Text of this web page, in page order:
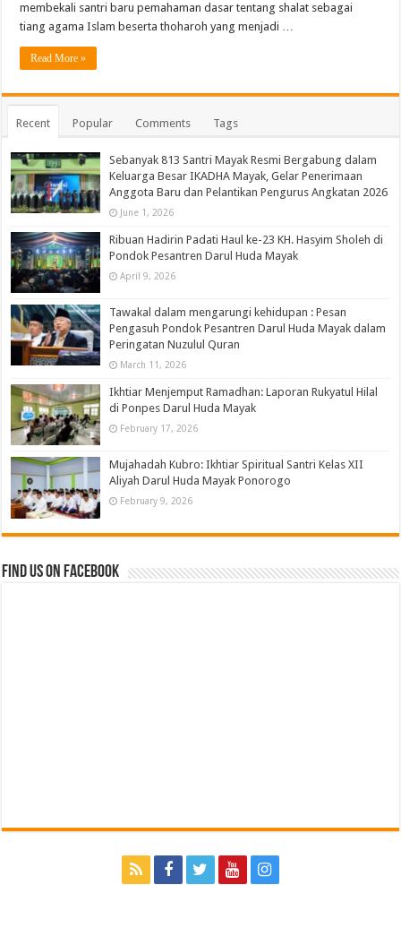
membekali santri baru pemahaman dasar tentang shalat sebagai
tiang agama Islam beserta thoharoh yang menjadi …
Read More »
Recent Popular Comments Tags
Sebanyak 813 Santri Mayak Resmi Bergabung dalam
Keluarga Besar IKADHA Mayak, Gelar Penerimaan
Anggota Baru dan Pelantikan Pengurus Angkatan 2026
June 1, 2026
Ribuan Hadirin Padati Haul ke-23 KH. Hasyim Sholeh di
Pondok Pesantren Darul Huda Mayak
April 9, 2026
Tawakal dalam mengarungi kehidupan : Pesan
Pengasuh Pondok Pesantren Darul Huda Mayak dalam
Peringatan Nuzulul Quran
March 11, 2026
Ikhtiar Menjemput Ramadhan: Laporan Rukyatul Hilal
di Ponpes Darul Huda Mayak
February 17, 2026
Mujahadah Kubro: Ikhtiar Spiritual Santri Kelas XII
Aliyah Darul Huda Mayak Ponorogo
February 9, 2026
Find us on Facebook